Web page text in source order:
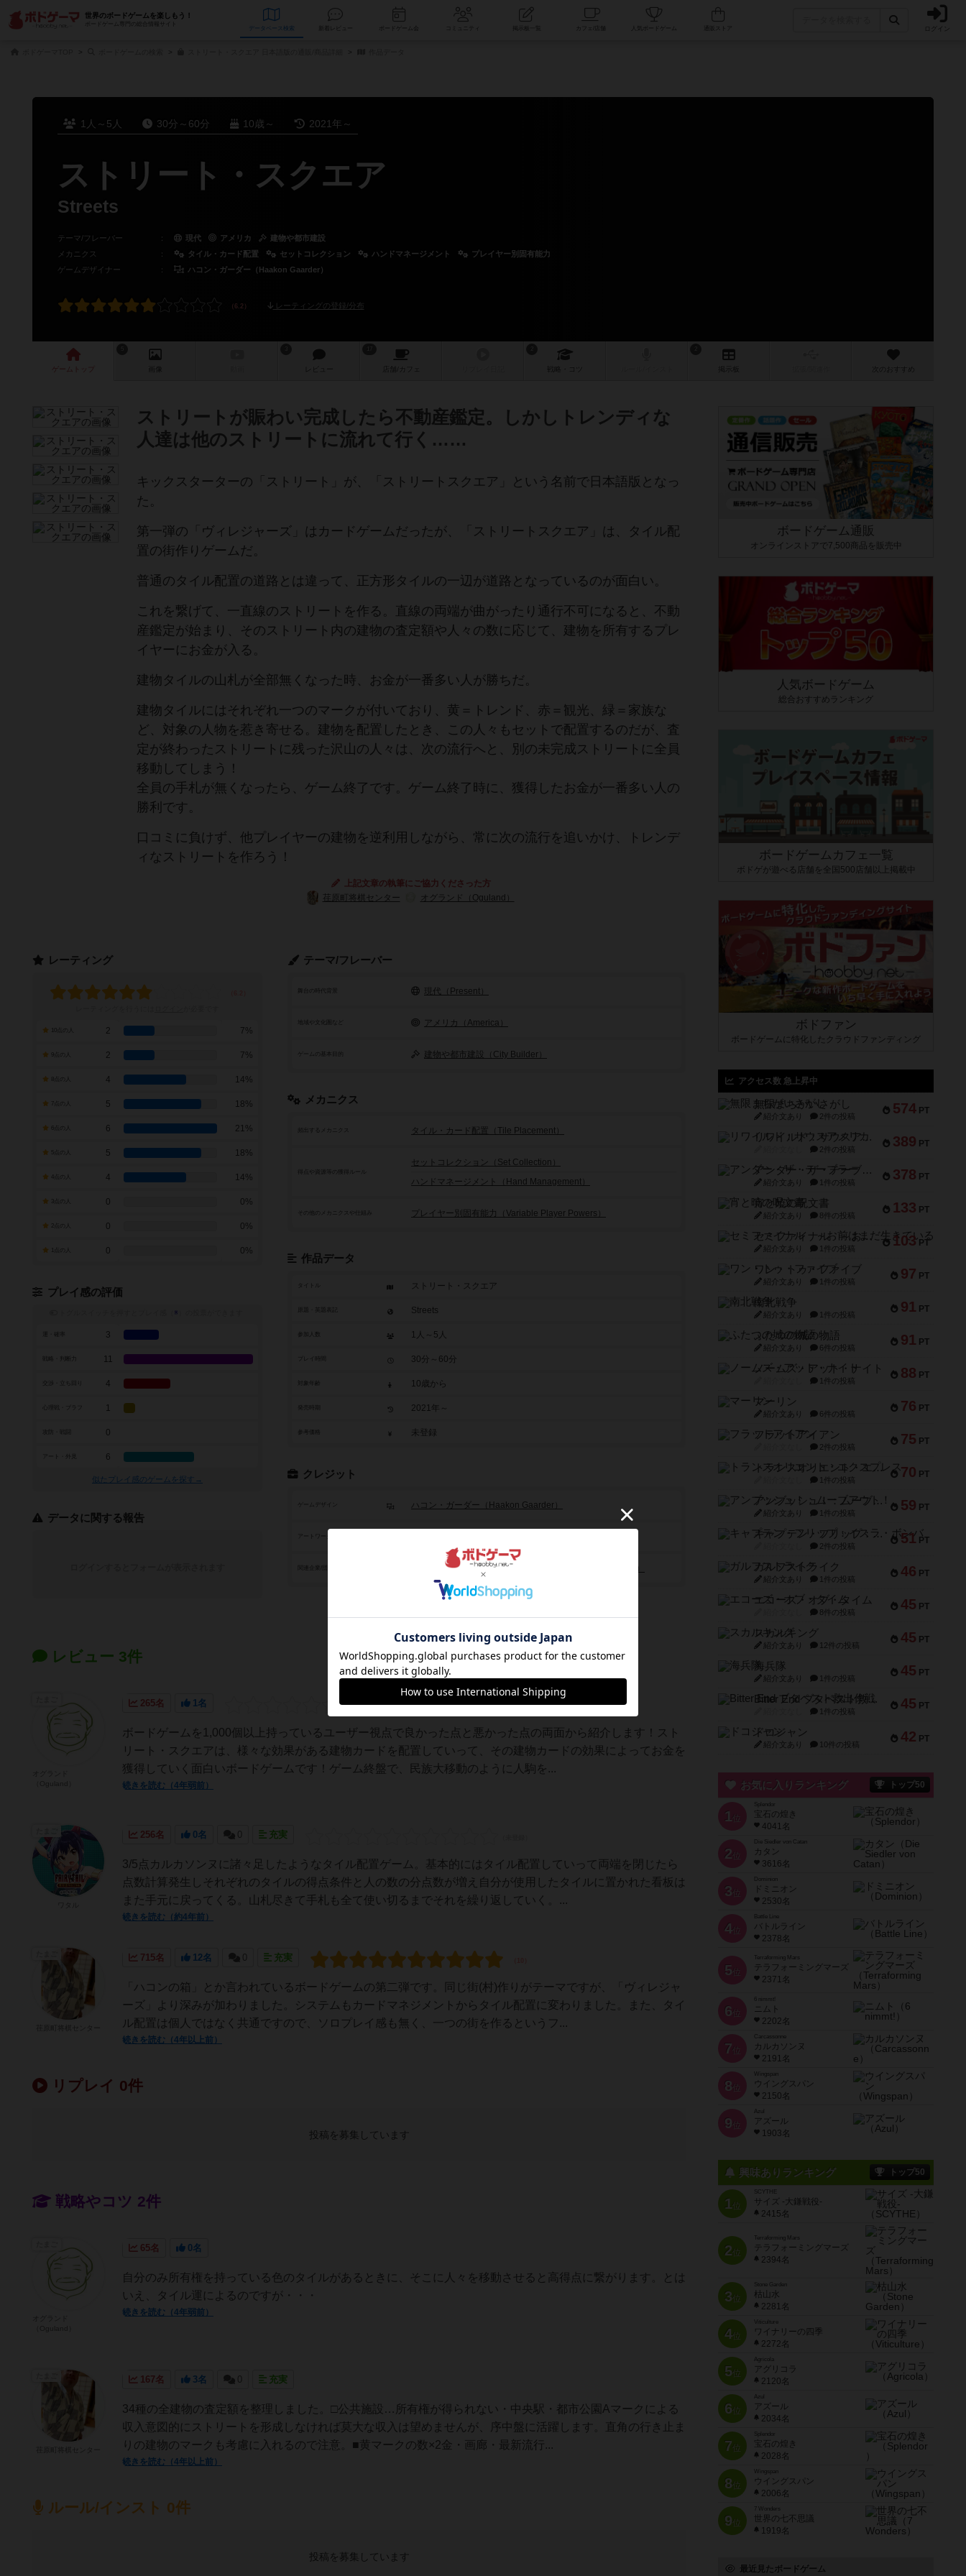
世界のボードゲームを楽しもう！
ボードゲーム専門の総合情報サイト
データベース コミュニティ 人気ボードゲーム ログイン
1人～5人 30分～60分 10歳～ 2021年～
ストリート・スクエア
Streets
テーマ/フレーバー ： 現代 アメリカ
建物や都市建設
メカニクス
： タイル・カード配置 セットコレクション ハンドマネージメント
プレイヤー別固有能力
ゲームデザイナー
： ハコン・ガーダー（Haakon Gaarder）
レーティングの登録/分布
ゲーム 画像 レビュー 店舗/ カフェ 戦略 次のおすすめ
ストリートが賑わい完成したら不動産鑑定。しかしトレンディな
人達は他のストリートに流れて行く……
キックスターターの「ストリート」が、「ストリートスクエア」という名前で日本語版となっ
た。
第一弾の「ヴィレジャーズ」はカードゲームだったが、「ストリートスクエア」は、タイル配
置の街作りゲームだ。
普通のタイル配置の道路とは違って、正方形タイルの一辺が道路となっているのが面白い。
これを繋げて、一直線のストリートを作る。直線の両端が曲がったり通行不可になると、不動
産鑑定が始まり、そのストリート内の建物の査定額や人々の数に応じて、建物を所有するプレ
イヤーにお金が入る。
建物タイルの山札が全部無くなった時、お金が一番多い人が勝ちだ。
建物タイルにはそれぞれ一つのマークが付いており、黄＝トレンド、赤＝観光、緑＝家族な
ど、対象の人物を惹き寄せる。建物を配置したとき、この人々もセットで配置するのだが、査
定が終わったストリートに残った沢山の人々は、次の流行へと、別の未完成ストリートに全員
移動してしまう！
全員の手札が無くなったら、ゲーム終了です。ゲーム終了時に、獲得したお金が一番多い人の
勝利です。
口コミに負けず、他プレイヤーの建物を逆利用しながら、常に次の流行を追いかけ、トレンデ
ィなストリートを作ろう！
上記文章の執筆にご協力くださった方
荏原町将棋センター
オグランド（Oguland）
テーマ/フレーバー
舞台の時代背景 現代（Present）
地域や文化圏など アメリカ（America）
ゲームの基本目的 建物や都市建設（City Builder）
メカニクス
頻出するメカニクス タイル・カード配置（Tile Placement）
セットコレクション（Set Collection）
ハンドマネージメント（Hand Management）
その他のメカニクスや仕組み プレイヤー別固有能力（Variable Player Powers）
作品データ
タイトル ストリート・スクエア
Streets
参加人数 1人～5人
30分～60分
10歳から
2021年～
参考価格 未登録
クレジット
ゲームデザイン ハコン・ガーダー（Haakon Gaarder）
シニスター・フィッシュ・ゲームズ（Sinister Fish Games）
レーティング
2 7%
2 7%
4 14%
7点の人 5 18%
6 21%
5 18%
4 14%
0 0%
0 0%
0 0%
プレイ感の評価
※
3
戦略・判断力 11
4
1
0
アート・外見 6
似たプレイ感のゲームを探す→
データに関する報告
レビュー 3件
265名 1名
ボードゲームを1,000個以上持っているユーザー視点で良かった点と悪かった点の両面から紹介します！スト
リート・スクエアは、様々な効果がある建物カードを配置していって、その建物カードの効果によってお金を
獲得していく面白いボードゲームです！ゲーム終盤で、民族大移動のように人駒を...
続きを読む（4年弱前）
256名 0名 0 充実
3/5点カルカソンヌに諸々足したようなタイル配置ゲーム。基本的にはタイル配置していって両端を閉じたら
点数計算発生しそれぞれのタイルの得点条件と人の数の分点数が増え自分が使用したタイルに置かれた看板は
また手元に戻ってくる。山札尽きて手札も全て使い切るまでそれを繰り返していく。...
続きを読む（約4年前）
715名 12名 0 充実
「ハコンの箱」とか言われているボードゲームの第二弾です。同じ街(村)作りがテーマですが、「ヴィレジャ
ーズ」より深みが加わりました。システムもカードマネジメントからタイル配置に変わりました。また、タイ
ル配置は個人ではなく共通ですので、ソロプレイ感も無く、一つの街を作るというフ...
続きを読む（4年以上前）
リプレイ 0件
投稿を募集しています
戦略やコツ 2件
65名 0名
自分のみ所有権を持っている色のタイルがあるときに、そこに人々を移動させると高得点に繋がります。とは
いえ、タイル運によるのですが・・・
続きを読む（4年弱前）
167名 3名 0 充実
34種の全建物の査定額を整理しました。□公共施設…所有権が得られない・中央駅・都市公園Aマークによる
収入意図的にストリートを形成しなければ莫大な収入は望めませんが、序中盤に活躍します。直角の行き止ま
りの建物のマークも考慮に入れるので注意。■黄マークの数×2金・画廊・最新流行...
続きを読む（4年以上前）
ルール/インスト 0件
投稿を募集しています
ボードゲーム通販
オンラインストアで7,500商品を販売中
人気ボードゲーム
総合おすすめランキング
ボードゲームカフェ一覧
ボドゲが遊べる店舗を全国500店舗以上掲載中
ボドファン
ボードゲームに特化したクラウドファンディング
アクセス数 急上昇中
574 PT
無限まちがいさがし
紹介文あり 2件の投稿
389 PT
リワイルド：サウスアメリカ
2件の投稿
378 PT
アンダー・ザ・テーブラー
紹介文あり 1件の投稿
133 PT
宵と暁の呪文書
紹介文あり 8件の投稿
103 PT
セミファイナル ～お前はまだ生きている～
紹介文あり 1件の投稿
97 PT
ワン・トゥ・ファイブ
紹介文あり 1件の投稿
91 PT
南北戦争
紹介文あり 1件の投稿
91 PT
ふたつの城の物語
紹介文あり 6件の投稿
88 PT
ノームズ・アット・ナイト
1件の投稿
76 PT
マーリン
紹介文あり 6件の投稿
75 PT
フラットアイアン
2件の投稿
70 PT
トランスオリエント・エクスプレス
1件の投稿
59 PT
アンブッシュ！：ムーブアウト！
紹介文あり 1件の投稿
51 PT
キャプテン・フリップ：イスラ・ボンバ
2件の投稿
46 PT
ガルフストライク
紹介文あり 1件の投稿
45 PT
エコーズ・オブ・タイム
8件の投稿
45 PT
スカルキング
紹介文あり 12件の投稿
45 PT
海兵隊
紹介文あり 1件の投稿
45 PT
Bitter End ブタペスト救出作戦
1件の投稿
42 PT
ドコジャン
紹介文あり 10件の投稿
お気に入りランキング トップ50
1 位
宝石の煌き
4041名
2 位
Die Siedler von Catan
カタン
3616名
3 位
ドミニオン
2530名
4位
Battle Line
バトルライン
2378名
5 位
Terraforming Mars
テラフォーミングマーズ
2371名
6 位
ニムト
2202名
7 位
Carcassonne
カルカソンヌ
2191名
8 位
Wingspan
ウイングスパン
2150名
9 位
Azul
アズール
1903名
興味ありランキング トップ50
1位
SCYTHE
サイズ -大鎌戦役-
2415名
2位
Terraforming Mars
テラフォーミングマーズ
2394名
3位
Stone Garden
枯山水
2281名
4位
Viticulture
ワイナリーの四季
2272名
5位
Agricola
アグリコラ
2120名
6位
Azul
アズール
2034名
7位
宝石の煌き
2028名
8位
Wingspan
ウイングスパン
2006名
9位
7 Wonders
世界の七不思議
1919名
最近見たボードゲーム